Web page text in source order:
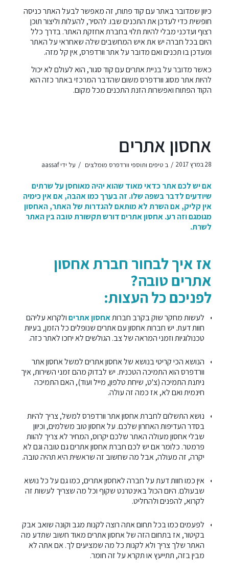
כיוון שמדובר באתר עם קוד פתוח, זה מאפשר לבעל האתר כניסה
חופשית כדי לעדכן את התכנים שבו. להסיר, להעלות וליצור תוכן
רצוף ועדכני מבלי להיות תלוי בחברת אחזקת האתר. בדרך כלל
היום בכל חברה יש את איש המחשבים שלה שאחראי על האתר
ומעדכן בו תכנים ואם מדובר על אתר וורדפרס, אין קל מזה.
כאשר מדובר על בניית אתרים עם קוד סגור, הוא לעולם לא יכול
להיות אתר מסוג וורדפרס משום שהדבר המרכזי באתר כזה הוא
הקוד הפתוח ואפשרות הזנת התכנים מכל מקום.
אחסון אתרים
28 במרץ 2017 / ב טיפים ותוספי וורדפרס מומלצים / על ידיaassaf
אם יש לכם אתר כדאי מאוד שהוא יהיה מאוחסן על שרתים
שיודעים לדבר בשפה שלו. זה בערך כמו אהבה, אם אין כימיה
אין קליק, אם השרת לא מותאם להגדרות של האתר, האחסון
מגומגם וזה רע. אחסון אתרים דורש תקשורת טובה בין האתר
לשרת.
אז איך לבחור חברת אחסון
אתרים טובה?
לפניכם כל העצות:
לעשות מחקר שוק בקרב חברותאחסון אתריםולקרוא עליהם
חוות דעת. יש חברות אחסון עם אתרים שנופלים כל הזמן, בעיות
טכנולוגיות וזמני המראה של צב. הגולשים לא יחכו לאתר כזה.
הנושא הכי קריטי בנושא של אחסון אתרים למשל אחסון אתר
וורדפרס הוא התמיכה הטכנית. יש לבדוק מהם זמני השירות, איך
ניתנת התמיכה (צ'ט, שיחת טלפון, מייל ועוד), האם התמיכה
חינמית ואם לא, אז כמה זה עולה.
נושא התשלום לחברת אחסון אתר וורדפרס למשל, צריך להיות
בסדר העדיפות האחרון שלכם. על אחסון טוב משלמים, וכיוון
שבלי אחסון מעולה האתר שלכם יקרוס, המחיר לא צריך להוות
פרמטר. כלומר אם יש לכם חברת אחסון אתרים גם טובה וגם לא
יקרה, זה מעולה, אבל מה שחשוב זה שראשית היא תהיה טובה.
אין כמו חוות דעת על חברה לאחסון אתרים, כמו גם על כל נושא
שבעולם. היום הכול באינטרנט שקוף וכל מה שצריך לעשות זה
לקרוא, להפנים ולהחליט.
לפעמים כמו בכל תחום אתה רוצה לקנות מגב וקונה שואב אבק
בקיטור, אז בתחום הזה של אחסון אתרים מאוד חשוב שתדע מה
האתר שלך צריך ולא לקנות כל מה שמציעים לך. אם אתה לא
מבין בזה, תתייעץ או תקרא על זה חומר.